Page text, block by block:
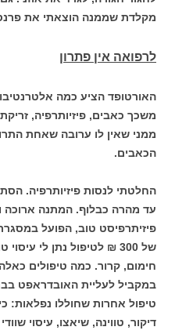
מקלדת שממנה הוצאתי את
לרפואה אין פתרון
האורטופד הציע כמה
משכך כאבים, פיזיותרפיה,
ממני שאין לו ערובה שאחת
הכאבים.
החלטתי לנסות פיזיותרפיה.
עד מהרה כבלוף. המתנה ארוכה
פיזיתרפיסט טוב, הפועל
של 300 ₪ לטיפול נתן לי
חימום, קרור. כמה טיפולים
במקביל לעליית האובדראפט
טיפול אחרות שחוללו נפלאות:
דיקור, טווינה, שיאצו, עיסוי